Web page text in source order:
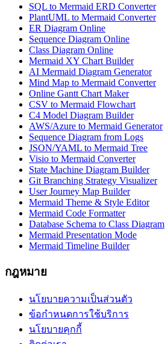
SQL to Mermaid ERD Converter
PlantUML to Mermaid Converter
ER Diagram Online
Sequence Diagram Online
Class Diagram Online
Mermaid XY Chart Builder
AI Mermaid Diagram Generator
Mind Map to Mermaid Converter
Online Gantt Chart Maker
CSV to Mermaid Flowchart
C4 Model Diagram Builder
AWS/Azure to Mermaid Generator
Sequence Diagram from Logs
JSON/YAML to Mermaid Tree
Visio to Mermaid Converter
State Machine Diagram Builder
Git Branching Strategy Visualizer
User Journey Map Builder
Mermaid Theme & Style Editor
Mermaid Code Formatter
Database Schema to Class Diagram
Mermaid Presentation Mode
Mermaid Timeline Builder
กฎหมาย
นโยบายความเป็นส่วนตัว
ข้อกำหนดการใช้บริการ
นโยบายคุกกี้